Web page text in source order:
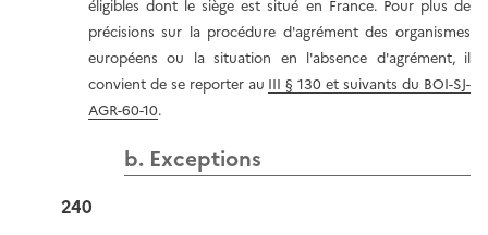
éligibles dont le siège est situé en France. Pour plus de
précisions sur la procédure d'agrément des organismes
européens ou la situation en l'absence d'agrément, il
convient de se reporter au III § 130 et suivants du BOI-SJ-
AGR-60-10.
b. Exceptions
240